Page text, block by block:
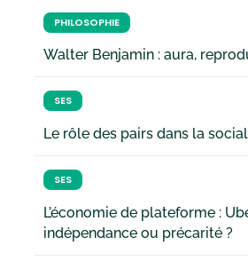
PHILOSOPHIE
Walter Benjamin : aura,
SES
Le rôle des pairs dans la
SES
L’économie de plateforme :
indépendance ou précarité ?